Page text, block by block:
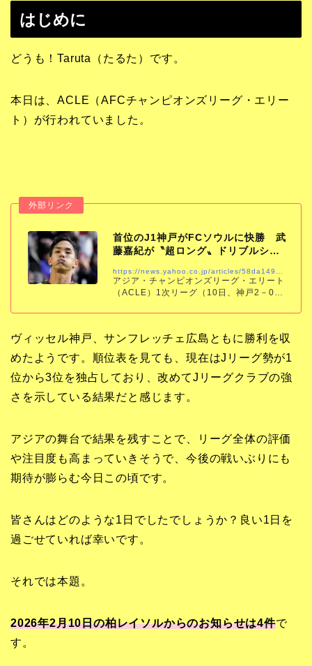
はじめに
どうも！Taruta（たるた）です。
本日は、ACLE（AFCチャンピオンズリーグ・エリー
ト）が行われていました。
首位のJ1神戸がFCソウルに快勝 武
藤嘉紀が〝超ロング〟ドリブルシュ
https://news.yahoo.co.jp/articles/58da149abea473ae9c1e647b933f98884c115144
アジア・チャンピオンズリーグ・エリート
（ACLE）1次リーグ（10日、神戸2－0FC
戸）すでに決勝トーナメント進出を決めて
ヴィッセル神戸、サンフレッチェ広島ともに勝利を収
めたようです。順位表を見ても、現在はJリーグ勢が1
位から3位を独占しており、改めてJリーグクラブの強
さを示している結果だと感じます。
アジアの舞台で結果を残すことで、リーグ全体の評価
や注目度も高まっていきそうで、今後の戦いぶりにも
期待が膨らむ今日この頃です。
皆さんはどのような1日でしたでしょうか？良い1日を
過ごせていれば幸いです。
それでは本題。
2026年2月10日の柏レイソルからのお知らせは4件で
す。